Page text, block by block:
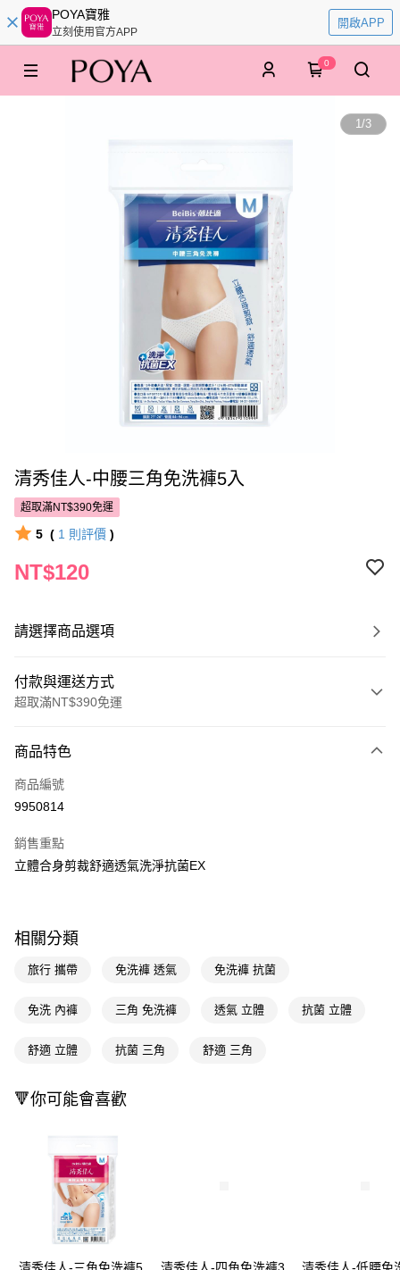
POYA寶雅
立刻使用官方APP
開啟APP
0
1/3
清秀佳人-中腰三角免洗褲5入
超取滿NT$390免運
5 ( 1 則評價 )
NT$120
請選擇商品選項
付款與運送方式
超取滿NT$390免運
POYA支付
信用卡一次付款
LINE Pay
街口支付
相關說明
便利好安心！
【「AFTEE先享後付」結帳流程】
１．於結帳方式選擇「AFTEE先享後付」後，將跳轉至「AFTEE先享後付」
結帳頁面，進行簡訊認證並確認金額後，即可完成結帳。
２．訂單成立數日內，您將收到繳費通知簡訊。
３．收到繳費通知簡訊後14天內，點擊此簡訊中的連結，可透過四大超商／
ATM／網路銀行／等多元方式進行付款，方視為交易完成。
全家取貨付款
每筆NT$65，滿NT$390(含以上)免運費
付款後全家取貨
每筆NT$65，滿NT$390(含以上)免運費
商品特色
商品編號
9950814
銷售重點
立體合身剪裁舒適透氣洗淨抗菌EX
相關分類
旅行 攜帶 免洗褲 透氣 免洗褲 抗菌
免洗 內褲 三角 免洗褲 透氣 立體 抗菌 立體
舒適 立體 抗菌 三角 舒適 三角
🔻你可能會喜歡
清秀佳人-三角免洗褲5
清秀佳人-四角免洗褲3
清秀佳人-低腰免